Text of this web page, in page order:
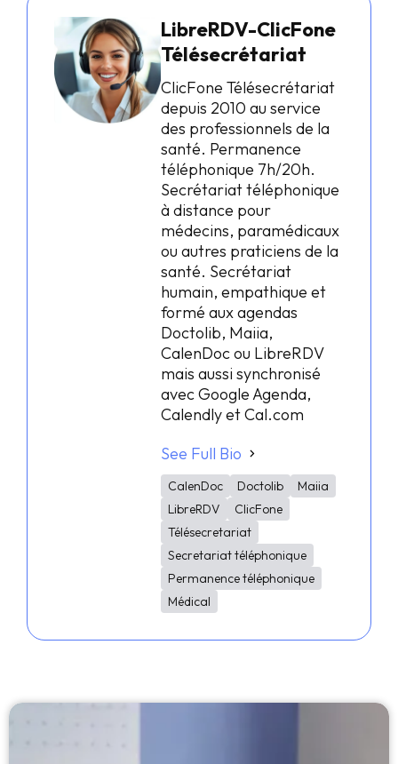
LibreRDV-ClicFone
Télésecrétariat
ClicFone Télésecrétariat
depuis 2010 au service
des professionnels de la
santé. Permanence
téléphonique 7h/20h.
Secrétariat téléphonique
à distance pour
médecins, paramédicaux
ou autres praticiens de la
santé. Secrétariat
humain, empathique et
formé aux agendas
Doctolib, Maiia,
CalenDoc ou LibreRDV
mais aussi synchronisé
avec Google Agenda,
Calendly et Cal.com
See Full Bio
CalenDoc Doctolib
Maiia
LibreRDV
ClicFone
Télésecretariat
Secretariat téléphonique
Permanence téléphonique
Médical